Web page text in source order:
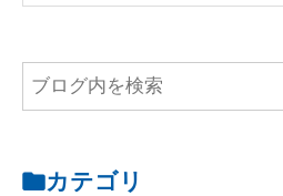
カテゴリ